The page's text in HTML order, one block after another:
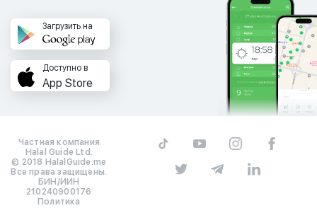
Загрузить на
Доступно в
App Store
Частная компания
Halal Guide Ltd.
© 2018 HalalGuide.me
Все права защищены.
БИН/ИИН
210240900176
Политика